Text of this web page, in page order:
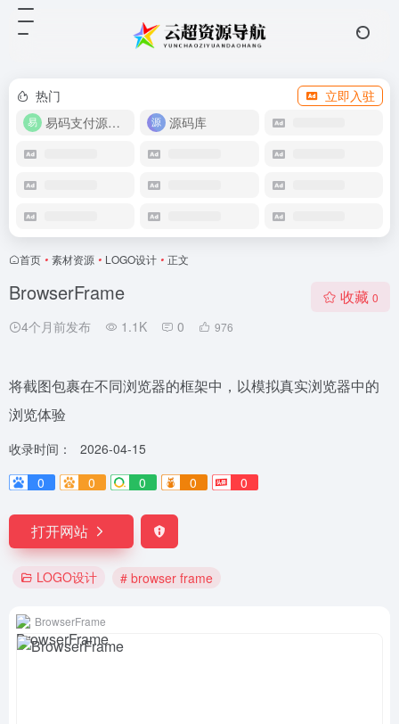
热门
立即入驻
易码支付源码下载
源码库
首页 • 素材资源 • LOGO设计 • 正文
BrowserFrame
4个月前发布 1.1K 0 976
收藏 0
将截图包裹在不同浏览器的框架中，以模拟真实浏览器中的
浏览体验
收录时间：
2026-04-15
0
0 0 0 0
打开网站
LOGO设计 # browser frame
BrowserFrame